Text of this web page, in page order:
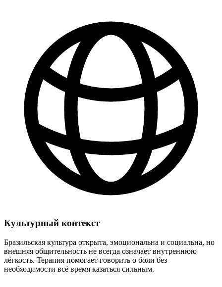
Культурный контекст
Бразильская культура открыта, эмоциональна и социальна, но
внешняя общительность не всегда означает внутреннюю
лёгкость. Терапия помогает говорить о боли без
необходимости всё время казаться сильным.